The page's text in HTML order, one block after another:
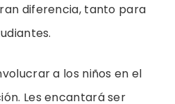
diferencia, tanto para
a los niños en el
Les encantará ser